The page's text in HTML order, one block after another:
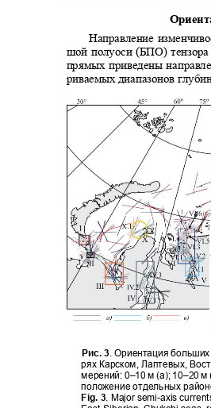
Направление
шой полуоси (БПО)
прямых приведены
риваемых диапазонов
Рис. 3. Ориентация больших
рях Карском, Лаптевых,
мерений: 0–10 м (а); 10–20 м
положение отдельных
Fig. 3. Major semi-axis